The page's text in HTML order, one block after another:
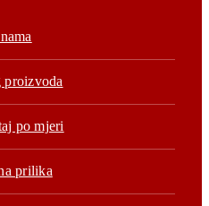
proizvoda
po mjeri
prilika